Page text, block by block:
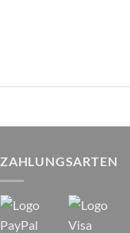
ZAHLUNGSARTEN